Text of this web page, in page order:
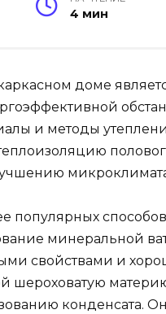
4 мин
доме
и методы
популярных
минеральной
свойствами и
шероховатую
конденсата.